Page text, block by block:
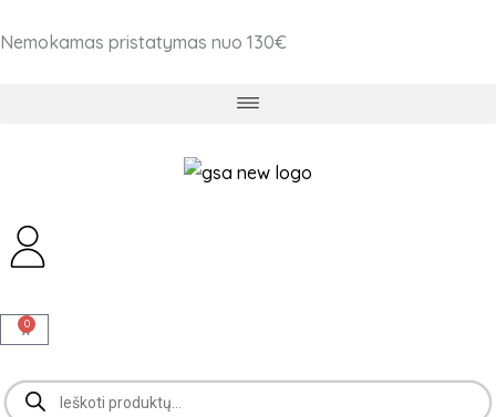
prie
Nemokamas pristatymas nuo 130€
0
Cart
Products
search